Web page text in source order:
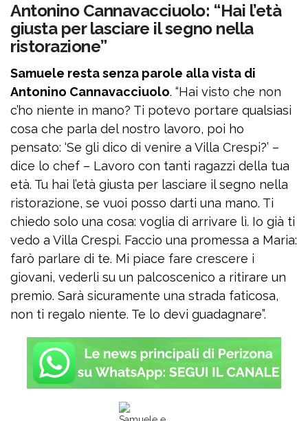
Antonino Cannavacciuolo: “Hai l’età
giusta per lasciare il segno nella
ristorazione”
Samuele resta senza parole alla vista di
Antonino Cannavacciuolo. “Hai visto che non
c’ho niente in mano? Ti potevo portare qualsiasi
cosa che parla del nostro lavoro, poi ho
pensato: ‘Se gli dico di venire a Villa Crespi?’ –
dice lo chef – Lavoro con tanti ragazzi della tua
età. Tu hai l’età giusta per lasciare il segno nella
ristorazione, se vuoi posso darti una mano. Ti
chiedo solo una cosa: voglia di arrivare lì. Io già ti
vedo a Villa Crespi. Faccio una promessa a Maria:
farò parlare di te. Mi piace fare crescere i
giovani, vederli su un palcoscenico a ritirare un
premio. Sarà sicuramente una strada faticosa,
non ti regalo niente. Te lo devi guadagnare”.